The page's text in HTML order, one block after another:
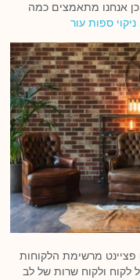
כן אנחנו מתאמצים כמה
ניקוי ספות עור
מרשימת הלקוחות
לקוח ולקוח שרות של לב